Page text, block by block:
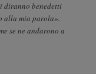
diranno benedetti
alla mia parola».
se ne andarono a